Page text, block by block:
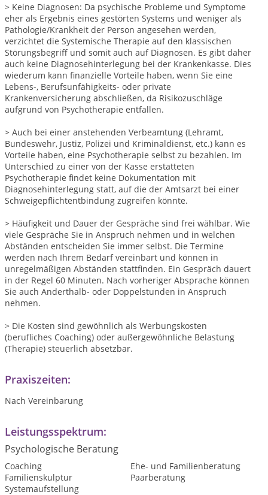
> Keine Diagnosen: Da psychische Probleme und Symptome
eher als Ergebnis eines gestörten Systems und weniger als
Pathologie/Krankheit der Person angesehen werden,
verzichtet die Systemische Therapie auf den klassischen
Störungsbegriff und somit auch auf Diagnosen. Es gibt daher
auch keine Diagnosehinterlegung bei der Krankenkasse. Dies
wiederum kann finanzielle Vorteile haben, wenn Sie eine
Lebens-, Berufsunfähigkeits- oder private
Krankenversicherung abschließen, da Risikozuschläge
aufgrund von Psychotherapie entfallen.
> Auch bei einer anstehenden Verbeamtung (Lehramt,
Bundeswehr, Justiz, Polizei und Kriminaldienst, etc.) kann es
Vorteile haben, eine Psychotherapie selbst zu bezahlen. Im
Unterschied zu einer von der Kasse erstatteten
Psychotherapie findet keine Dokumentation mit
Diagnosehinterlegung statt, auf die der Amtsarzt bei einer
Schweigepflichtentbindung zugreifen könnte.
> Häufigkeit und Dauer der Gespräche sind frei wählbar. Wie
viele Gespräche Sie in Anspruch nehmen und in welchen
Abständen entscheiden Sie immer selbst. Die Termine
werden nach Ihrem Bedarf vereinbart und können in
unregelmäßigen Abständen stattfinden. Ein Gespräch dauert
in der Regel 60 Minuten. Nach vorheriger Absprache können
Sie auch Anderthalb- oder Doppelstunden in Anspruch
nehmen.
> Die Kosten sind gewöhnlich als Werbungskosten
(berufliches Coaching) oder außergewöhnliche Belastung
(Therapie) steuerlich absetzbar.
Praxiszeiten:
Nach Vereinbarung
Leistungsspektrum:
Psychologische Beratung
Coaching
Ehe- und Familienberatung
Familienskulptur
Paarberatung
Systemaufstellung